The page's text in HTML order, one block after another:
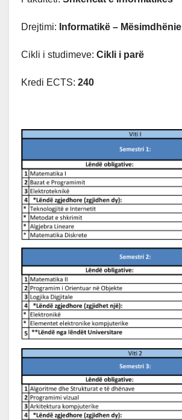
Drejtimi: Informatikë – Mësimdhënie
Cikli i studimeve: Cikli i parë
Kredi ECTS: 240